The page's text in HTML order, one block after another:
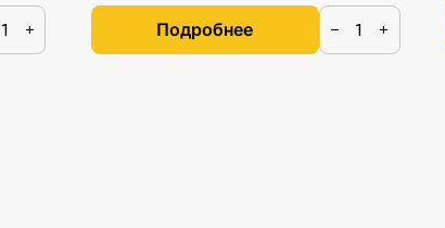
+ Подробнее − +